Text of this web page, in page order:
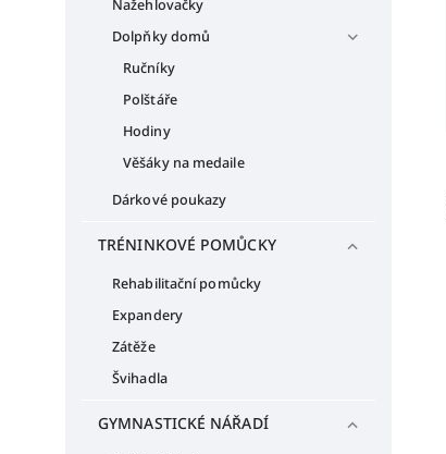
Nažehlovačky
Dolpňky domů
Ručníky
Polštáře
Hodiny
Věšáky na medaile
Dárkové poukazy
TRÉNINKOVÉ POMŮCKY
Rehabilitační pomůcky
Expandery
Zátěže
Švihadla
GYMNASTICKÉ NÁŘADÍ